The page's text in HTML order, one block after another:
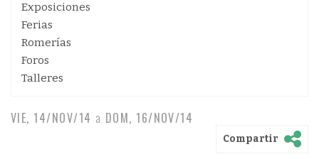
Exposiciones
Ferias
Romerías
Foros
Talleres
VIE, 14/NOV/14 a DOM, 16/NOV/14
Compartir